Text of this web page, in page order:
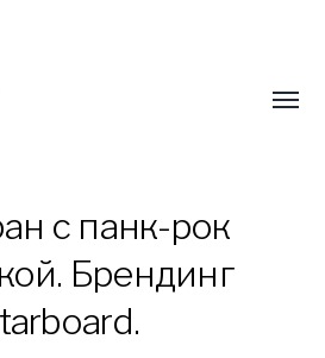
с панк-рок
Брендинг
Только самая свежая и